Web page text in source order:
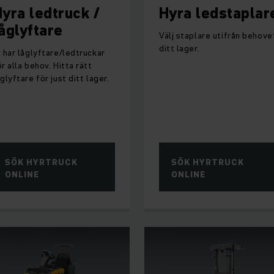
ledtruck /
har låglyftare/ledtruckar
alla behov. Hitta rätt
för just ditt lager.
SÖK HYRTRUCK
ONLINE
Hyra
Välj staplare utifrån
ditt lager.
SÖK HYRTRUCK
ONLINE